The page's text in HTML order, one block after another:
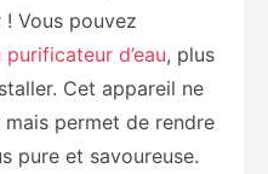
Vous pouvez
d’eau, plus
Cet appareil ne
permet de rendre
pure et savoureuse.